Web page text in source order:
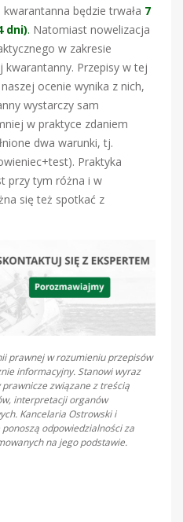
będzie trwała 7
dni). Natomiast nowelizacja
w zakresie
Przepisy w tej
ocenie wynika z nich,
wystarczy sam
w praktyce zdaniem
dwa warunki, tj.
Praktyka
przy tym różna i w
się też spotkać z
prawnej w rozumieniu przepisów
informacyjny. Stanowi wyraz
związane z treścią
interpretacji organów
Kancelaria Ostrowski i
odpowiedzialności za
na jego podstawie.